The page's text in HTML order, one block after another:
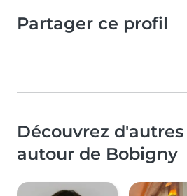
Partager ce profil
Découvrez
autour de Bobigny